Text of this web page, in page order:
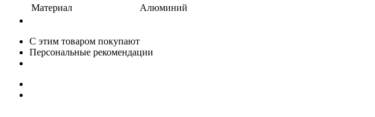
Материал
Алюминий
С этим товаром покупают
Персональные рекомендации